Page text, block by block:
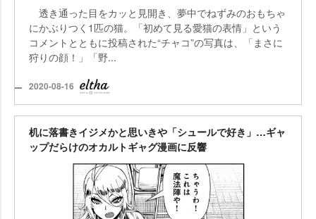
透き通った目をカッと見開き、夢中でねずみのおもちゃ
にかぶりつく1匹の猫。「初めて見る愛猫の表情」という
コメントとともに投稿された“チャコ”の写真は、「まさに
狩りの顔！」「野...
2020-08-16
机に落書きイジメかと思いきや「シュールで好き」…ギャ
ップだらけのオカルトギャグ漫画に反響